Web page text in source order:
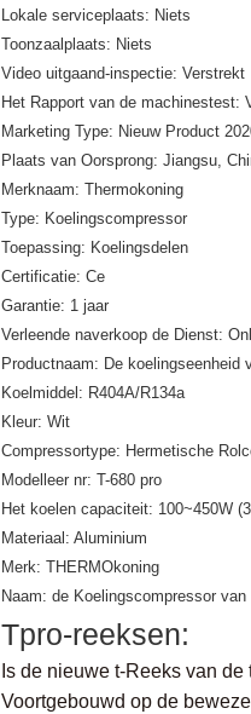
Lokale serviceplaats: Niets
Toonzaalplaats: Niets
Video uitgaand-inspectie: Verstrekt
Het Rapport van de machinestest:
Marketing Type: Nieuw Product
Plaats van Oorsprong: Jiangsu,
Merknaam: Thermokoning
Type: Koelingscompressor
Toepassing: Koelingsdelen
Certificatie: Ce
Garantie: 1 jaar
Verleende naverkoop de Dienst:
Productnaam: De koelingseenheid
Koelmiddel: R404A/R134a
Kleur: Wit
Compressortype: Hermetische
Modelleer nr: T-680 pro
Het koelen capaciteit: 100~450W
Materiaal: Aluminium
Merk: THERMOkoning
Naam: de Koelingscompressor
Tpro-reeksen:
Is de nieuwe t-Reeks van
Voortgebouwd op de